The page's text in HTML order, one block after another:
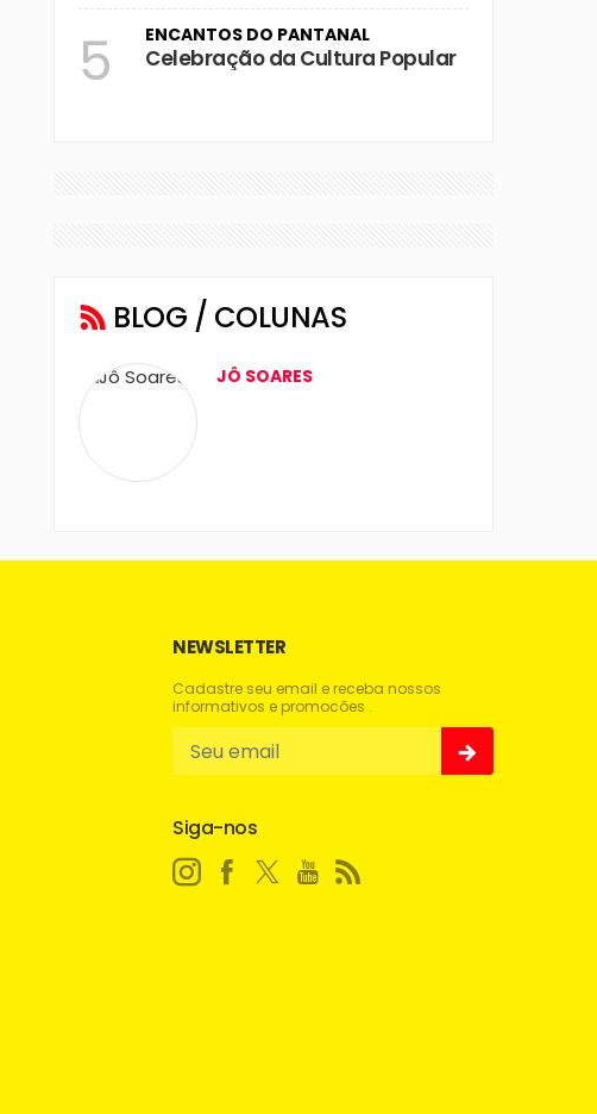
5 ENCANTOS DO PANTANAL
Celebração da Cultura Popular
BLOG / COLUNAS
JÔ SOARES
NEWSLETTER
Cadastre seu email e receba nossos
informativos e promocões .
Siga-nos